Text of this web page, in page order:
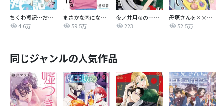
ちくわ戦記～おれのカワイイで地球侵略～
4.6万
まさかな恋になりました。
59.5万
夜ノ井月彦の幸せな地獄
223
母塚さんを××にしたい。
52.5万
同じジャンルの人気作品